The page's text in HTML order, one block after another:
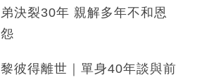
弟決裂30年 親解多年不和恩
怨
黎彼得離世｜單身40年談與前